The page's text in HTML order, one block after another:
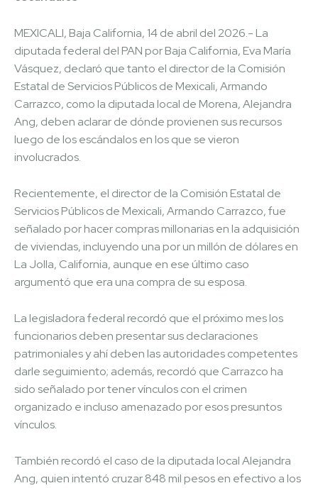
MEXICALI, Baja California, 14 de abril del 2026.- La
diputada federal del PAN por Baja California, Eva María
Vásquez, declaró que tanto el director de la Comisión
Estatal de Servicios Públicos de Mexicali, Armando
Carrazco, como la diputada local de Morena, Alejandra
Ang, deben aclarar de dónde provienen sus recursos
luego de los escándalos en los que se vieron
involucrados.
Recientemente, el director de la Comisión Estatal de
Servicios Públicos de Mexicali, Armando Carrazco, fue
señalado por hacer compras millonarias en la adquisición
de viviendas, incluyendo una por un millón de dólares en
La Jolla, California, aunque en ese último caso
argumentó que era una compra de su esposa.
La legisladora federal recordó que el próximo mes los
funcionarios deben presentar sus declaraciones
patrimoniales y ahí deben las autoridades competentes
darle seguimiento; además, recordó que Carrazco ha
sido señalado por tener vínculos con el crimen
organizado e incluso amenazado por esos presuntos
vínculos.
También recordó el caso de la diputada local Alejandra
Ang, quien intentó cruzar 848 mil pesos en efectivo a los